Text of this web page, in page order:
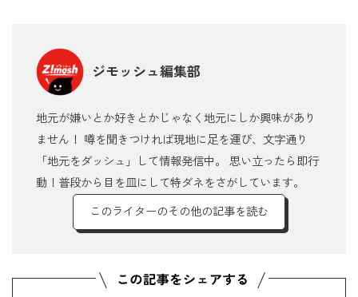
ジモッシュ編集部
地元が嫌いとか好きとかじゃなく地元にしか興味があり
ません！ 噂を聞きつければ現地に足を運び、文字通り
「地元をダッシュ」して情報発信中。 思い立ったら即行
動！普段から目を皿にして特ダネをさがしています。
このライターのその他の記事を読む